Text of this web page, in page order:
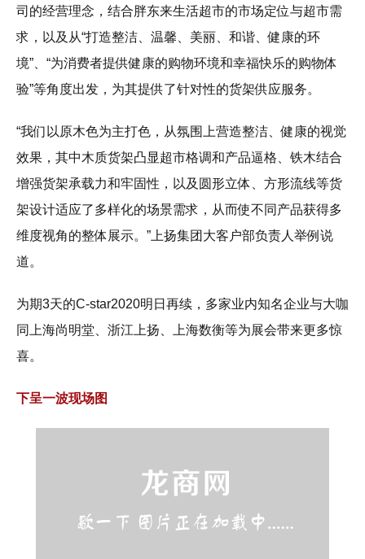
司的经营理念，结合胖东来生活超市的市场定位与超市需
求，以及从“打造整洁、温馨、美丽、和谐、健康的环
境”、“为消费者提供健康的购物环境和幸福快乐的购物体
验”等角度出发，为其提供了针对性的货架供应服务。
“我们以原木色为主打色，从氛围上营造整洁、健康的视觉
效果，其中木质货架凸显超市格调和产品逼格、铁木结合
增强货架承载力和牢固性，以及圆形立体、方形流线等货
架设计适应了多样化的场景需求，从而使不同产品获得多
维度视角的整体展示。”上扬集团大客户部负责人举例说
道。
为期3天的C-star2020明日再续，多家业内知名企业与大咖
同上海尚明堂、浙江上扬、上海数衡等为展会带来更多惊
喜。
下呈一波现场图